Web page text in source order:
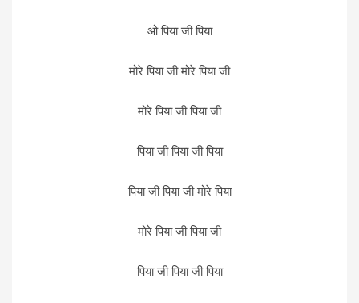
ओ पिया जी पिया
मोरे पिया जी मोरे पिया जी
मोरे पिया जी पिया जी
पिया जी पिया जी पिया
पिया जी पिया जी मोरे पिया
मोरे पिया जी पिया जी
पिया जी पिया जी पिया